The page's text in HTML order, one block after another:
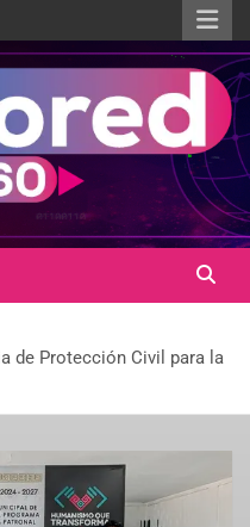
de Protección Civil para la